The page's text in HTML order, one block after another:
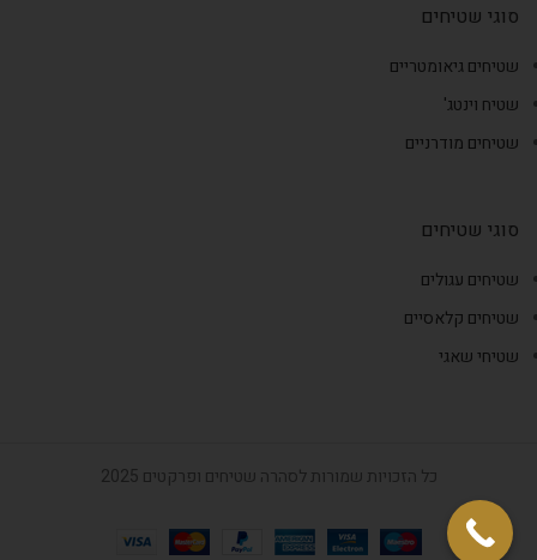
סוגי שטיחים
שטיחים גיאומטריים
שטיח וינטג'
שטיחים מודרניים
סוגי שטיחים
שטיחים עגולים
שטיחים קלאסיים
שטיחי שאגי
כל הזכויות שמורות לסהרה שטיחים ופרקטים 2025